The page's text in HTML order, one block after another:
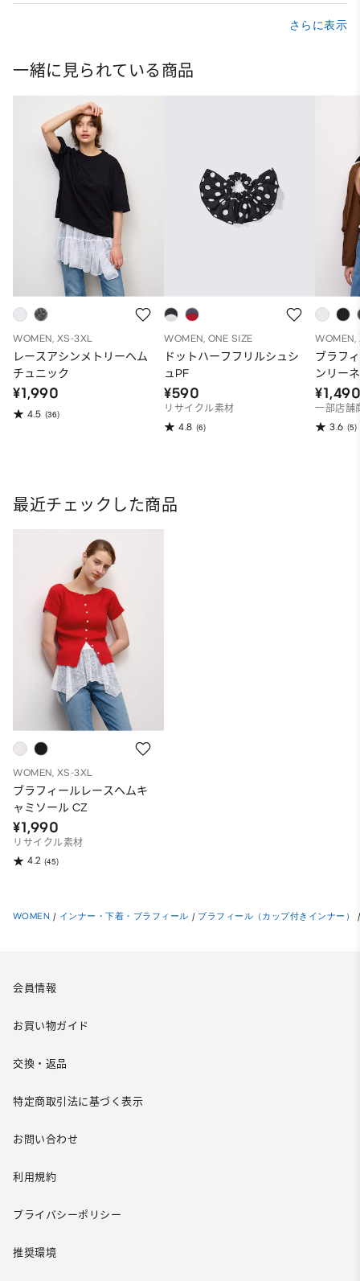
さらに表示
一緒に見られている商品
WOMEN, XS-3XL
レースアシンメトリーヘム
チュニック
¥1,990
4.5 (36)
WOMEN, ONE SIZE
ドットハーフフリルシュシ
ュPF
¥590
リサイクル素材
4.8 (6)
WOMEN,
ブラフ
ンリー
一部店舗
3.6 (5)
最近チェックした商品
WOMEN, XS-3XL
ブラフィールレースヘムキ
ャミソール CZ
¥1,990
リサイクル素材
4.2 (45)
WOMEN / インナー・下着・ブラフィール / ブラフィール（カップ付きインナー） /
会員情報
お買い物ガイド
交換・返品
特定商取引法に基づく表示
お問い合わせ
利用規約
プライバシーポリシー
推奨環境